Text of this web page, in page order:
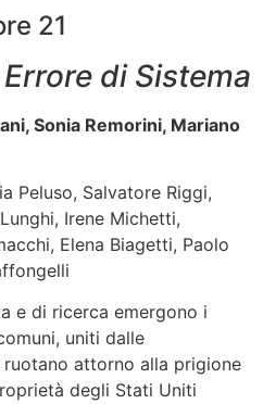
21
di Sistema
Sonia Remorini, Mariano
Peluso, Salvatore Riggi,
Irene Michetti,
Elena Biagetti, Paolo
e di ricerca emergono i
uniti dalle
attorno alla prigione
degli Stati Uniti